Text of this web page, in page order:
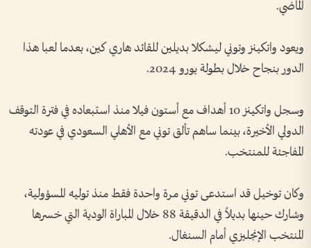
الماضي.
ويعود واتكينز وتوني ليشكلا بديلين للقائد هاري كين، بعدما لعبا هذا
الدور بنجاح خلال بطولة يورو 2024.
وسجل واتكينز 10 أهداف مع أستون فيلا منذ استبعاده في فترة التوقف
الدولي الأخيرة، بينما ساهم تألق توني مع الأهلي السعودي في عودته
المفاجئة للمنتخب.
وكان توخيل قد استدعى توني مرة واحدة فقط منذ توليه المسؤولية،
وشارك حينها بديلاً في الدقيقة 88 خلال المباراة الودية التي خسرها
المنتخب الإنجليزي أمام السنغال.